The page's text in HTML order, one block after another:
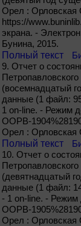
Орел : Орловская
https://
экрана. -
Бунина, 2015.
Полный текст
9. Отчет о
(восемнадцатый
данные (1 файл:
1 on-line. - Режим
OOPB-
Орел :
Полный текст
10. Отчет о
(девятнадцатый
данные (1 файл:
- 1 on-line. - Режим
OOPB-
Орел :